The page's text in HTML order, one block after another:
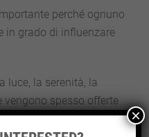
perché ognuno
in grado di influenzare
luce, la serenità, la
vengono spesso offerte
dal consultante.
×